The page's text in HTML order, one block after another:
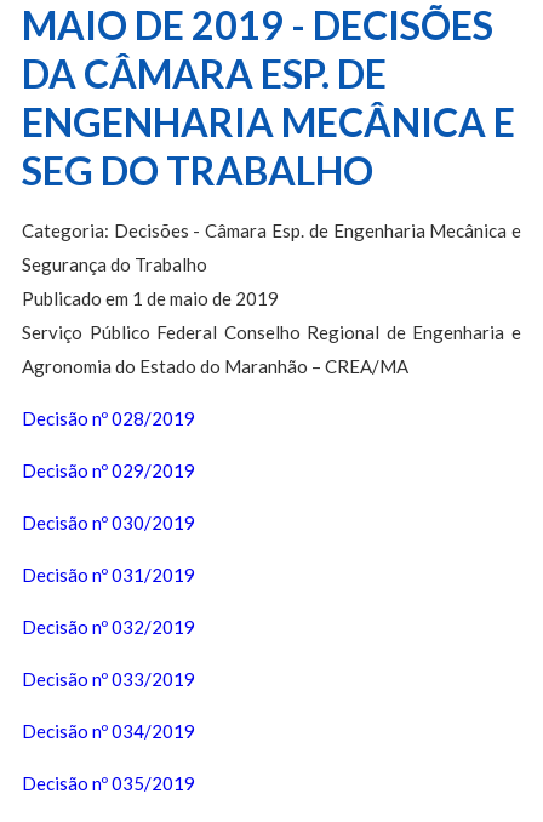
MAIO DE 2019 - DECISÕES
DA CÂMARA ESP. DE
ENGENHARIA MECÂNICA E
SEG DO TRABALHO
Categoria: Decisões - Câmara Esp. de Engenharia Mecânica e
Segurança do Trabalho
Publicado em 1 de maio de 2019
Serviço Público Federal Conselho Regional de Engenharia e
Agronomia do Estado do Maranhão – CREA/MA
Decisão nº 028/2019
Decisão nº 029/2019
Decisão nº 030/2019
Decisão nº 031/2019
Decisão nº 032/2019
Decisão nº 033/2019
Decisão nº 034/2019
Decisão nº 035/2019